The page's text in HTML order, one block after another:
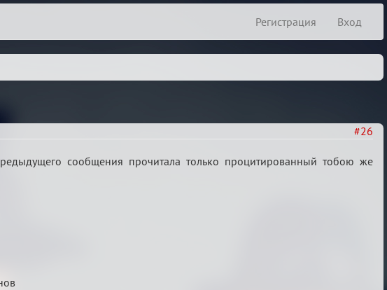
Регистрация Вход
#26
сообщения прочитала только процитированный тобою же